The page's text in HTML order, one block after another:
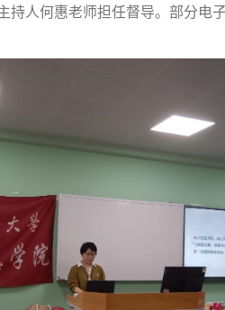
持人何惠老师担任督导。部分电